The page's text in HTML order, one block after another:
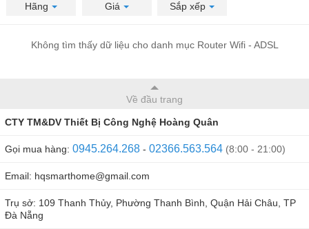
Hãng Giá Sắp xếp
Không tìm thấy dữ liệu cho danh mục Router Wifi - ADSL
Về đầu trang
CTY TM&DV Thiết Bị Công Nghệ Hoàng Quân
Gọi mua hàng: 0945.264.268 - 02366.563.564 (8:00 - 21:00)
Email: hqsmarthome@gmail.com
Trụ sở: 109 Thanh Thủy, Phường Thanh Bình, Quận Hải Châu, TP
Đà Nẵng